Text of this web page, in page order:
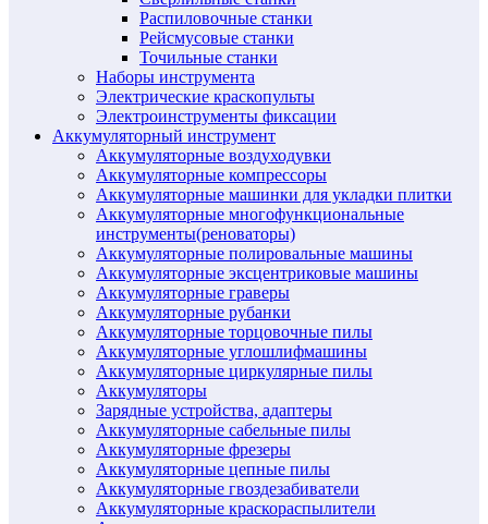
Распиловочные станки
Рейсмусовые станки
Точильные станки
Наборы инструмента
Электрические краскопульты
Электроинструменты фиксации
Аккумуляторный инструмент
Аккумуляторные воздуходувки
Аккумуляторные компрессоры
Аккумуляторные машинки для укладки плитки
Аккумуляторные многофункциональные
инструменты(реноваторы)
Аккумуляторные полировальные машины
Аккумуляторные эксцентриковые машины
Аккумуляторные граверы
Аккумуляторные рубанки
Аккумуляторные торцовочные пилы
Аккумуляторные углошлифмашины
Аккумуляторные циркулярные пилы
Аккумуляторы
Зарядные устройства, адаптеры
Аккумуляторные сабельные пилы
Аккумуляторные фрезеры
Аккумуляторные цепные пилы
Аккумуляторные гвоздезабиватели
Аккумуляторные краскораспылители